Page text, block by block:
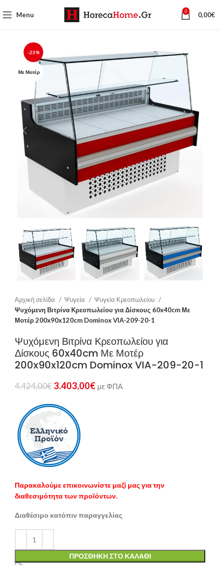
Menu 0 0,00€
-23%
Με Μοτέρ
Αρχική σελίδα Ψυγεία
Ψυγεία Κρεοπωλείου
Ψυχόμενη Βιτρίνα Κρεοπωλείου για Δίσκους 60x40cm Με
Μοτέρ 200x90x120cm Dominox VIA-209-20-1
Ψυχόμενη Βιτρίνα Κρεοπωλείου για
Δίσκους 60x40cm Με Μοτέρ
200x90x120cm Dominox VIA-209-20-1
4.424,00€ 3.403,00€ με ΦΠΑ
Παρακαλούμε επικοινωνίστε μαζί μας για την
διαθεσιμότητα των προϊόντων.
Διαθέσιμο κατόπιν παραγγελίας
ΠΡΟΣΘΉΚΗ ΣΤΟ ΚΑΛΆΘΙ